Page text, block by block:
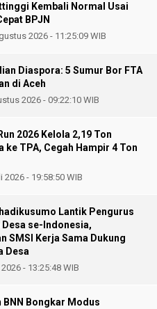
Kembali Normal Usai
BPJN
2026 - 11:25:09 WIB
Diaspora: 5 Sumur Bor FTA
di Aceh
2026 - 09:22:10 WIB
2026 Kelola 2,19 Ton
ke TPA, Cegah Hampir 4 Ton
2026 - 19:58:50 WIB
Lantik Pengurus
se-Indonesia,
SMSI Kerja Sama Dukung
Desa
- 13:25:48 WIB
BNN Bongkar Modus